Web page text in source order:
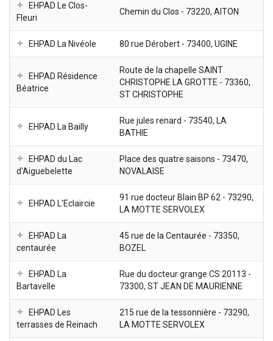
EHPAD Le Clos-
Fleuri
Chemin du Clos - 73220, AITON
EHPAD La Nivéole 80 rue Dérobert - 73400, UGINE
EHPAD Résidence
Béatrice
Route de la chapelle SAINT
CHRISTOPHE LA GROTTE - 73360,
ST CHRISTOPHE
EHPAD La Bailly
Rue jules renard - 73540, LA
BATHIE
EHPAD du Lac
d'Aiguebelette
Place des quatre saisons - 73470,
NOVALAISE
EHPAD L'Eclaircie
91 rue docteur Blain BP 62 - 73290,
LA MOTTE SERVOLEX
EHPAD La
centaurée
45 rue de la Centaurée - 73350,
BOZEL
EHPAD La
Bartavelle
Rue du docteur grange CS 20113 -
73300, ST JEAN DE MAURIENNE
EHPAD Les
terrasses de Reinach
215 rue de la tessonnière - 73290,
LA MOTTE SERVOLEX